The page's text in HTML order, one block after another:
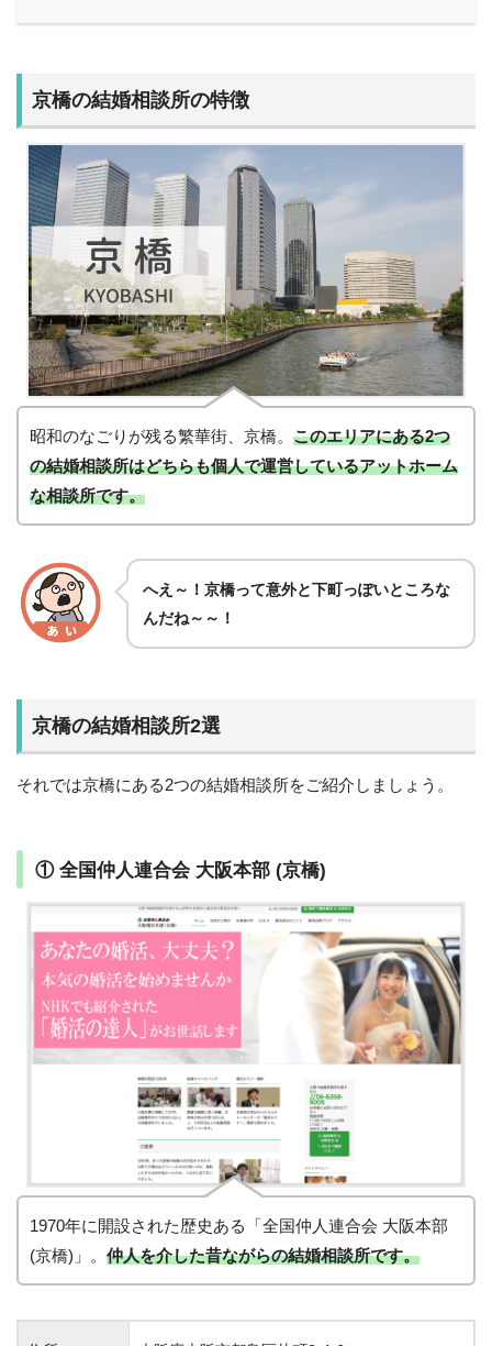
京橋の結婚相談所の特徴
昭和のなごりが残る繁華街、京橋。 このエリアにある2つ
の結婚相談所はどちらも個人で運営しているアットホーム
な相談所です。
へえ～！京橋って意外と下町っぽいところな
んだね～～！
京橋の結婚相談所2選
それでは京橋にある2つの結婚相談所をご紹介しましょう。
① 全国仲人連合会 大阪本部 (京橋)
1970年に開設された歴史ある「全国仲人連合会 大阪本部
(京橋)」。 仲人を介した昔ながらの結婚相談所です。